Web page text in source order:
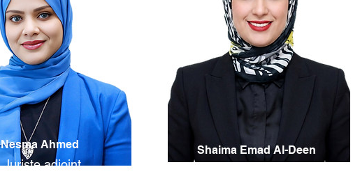
Nesma Ahmed
Juriste adjoint
Shaima Emad Al-Deen
Secrétaire